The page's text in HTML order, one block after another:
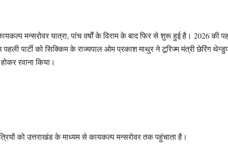
मन्सरोवर यात्रा, पांच वर्षों के विराम के बाद फिर से शुरू हुई है। 2026 की
पार्टी को सिक्किम के राज्यपाल ओम प्रकाश माथुर ने टूरिज्म मंत्री छेरिंग
रवाना किया।
को उत्तराखंड के माध्यम से कायकल्प मन्सरोवर तक पहुंचाता है।